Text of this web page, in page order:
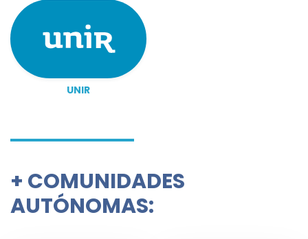
UNIR
+ COMUNIDADES
AUTÓNOMAS: